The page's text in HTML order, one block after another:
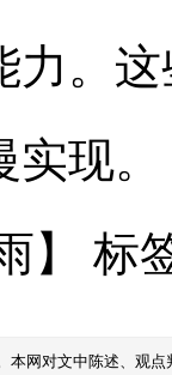
力。
现。
】 标
本网对文中陈述、观